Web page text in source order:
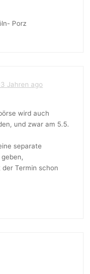
Porz
Jahren ago
wird auch
und zwar am 5.5.
separate
der Termin schon